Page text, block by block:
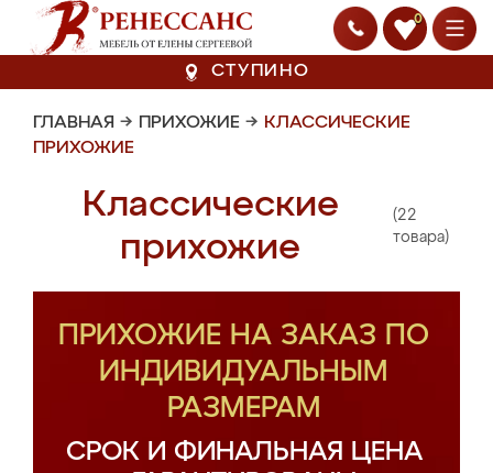
0
СТУПИНО
ГЛАВНАЯ → ПРИХОЖИЕ → КЛАССИЧЕСКИЕ
ПРИХОЖИЕ
Классические
прихожие
(22
товара)
ПРИХОЖИЕ НА ЗАКАЗ ПО
ИНДИВИДУАЛЬНЫМ
РАЗМЕРАМ
СРОК И ФИНАЛЬНАЯ ЦЕНА